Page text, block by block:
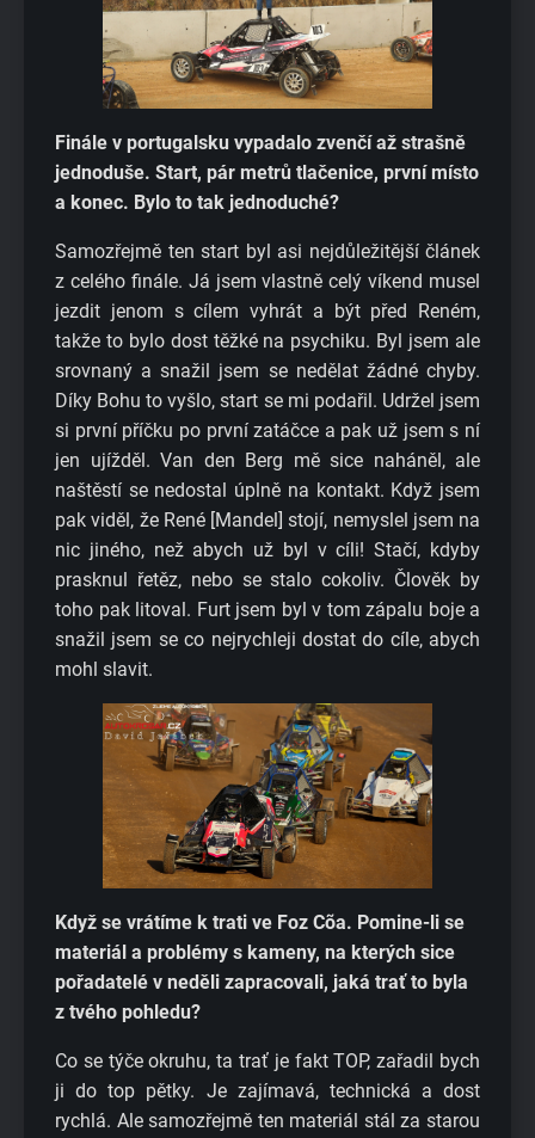
Finále v portugalsku vypadalo zvenčí až strašně
jednoduše. Start, pár metrů tlačenice, první místo
a konec. Bylo to tak jednoduché?
Samozřejmě ten start byl asi nejdůležitější článek
z celého finále. Já jsem vlastně celý víkend musel
jezdit jenom s cílem vyhrát a být před Reném,
takže to bylo dost těžké na psychiku. Byl jsem ale
srovnaný a snažil jsem se nedělat žádné chyby.
Díky Bohu to vyšlo, start se mi podařil. Udržel jsem
si první příčku po první zatáčce a pak už jsem s ní
jen ujížděl. Van den Berg mě sice naháněl, ale
naštěstí se nedostal úplně na kontakt. Když jsem
pak viděl, že René [Mandel] stojí, nemyslel jsem na
nic jiného, než abych už byl v cíli! Stačí, kdyby
prasknul řetěz, nebo se stalo cokoliv. Člověk by
toho pak litoval. Furt jsem byl v tom zápalu boje a
snažil jsem se co nejrychleji dostat do cíle, abych
mohl slavit.
Když se vrátíme k trati ve Foz Cõa. Pomine-li se
materiál a problémy s kameny, na kterých sice
pořadatelé v neděli zapracovali, jaká trať to byla
z tvého pohledu?
Co se týče okruhu, ta trať je fakt TOP, zařadil bych
ji do top pětky. Je zajímavá, technická a dost
rychlá. Ale samozřejmě ten materiál stál za starou